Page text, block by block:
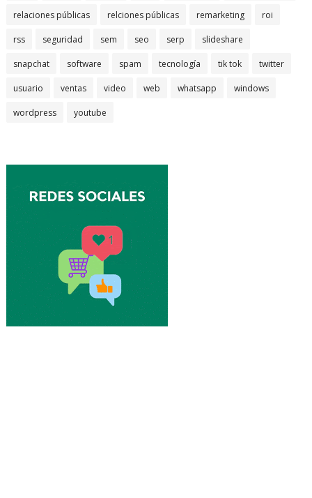
relaciones públicas relciones públicas remarketing roi
rss seguridad sem seo serp slideshare
snapchat software spam tecnología tik tok twitter
usuario ventas video web whatsapp windows
wordpress youtube